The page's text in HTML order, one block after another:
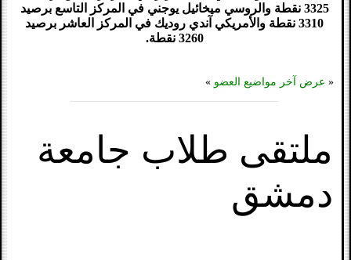
3325 نقطة والروسي ميخائيل يوجني في المركز التاسع برصيد
3310 نقطة والأمريكي آندي روديك في المركز العاشر برصيد
3260 نقطة.
« عرض آخر مواضيع العضو »
ملتقى طلاب جامعة
دمشق